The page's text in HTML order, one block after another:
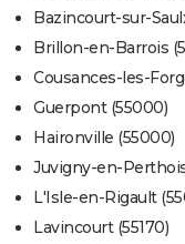
Bazincourt-sur-
Brillon-en-Barrois
Cousances-les-
Guerpont (55000)
Haironville (55000)
Juvigny-en-Perthois
L'Isle-en-Rigault
Lavincourt (55170)